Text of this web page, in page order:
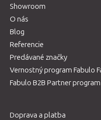
Showroom
O nás
Blog
Referencie
Predávané značky
Vernostný program Fabulo
Fabulo B2B Partner
Doprava a platba